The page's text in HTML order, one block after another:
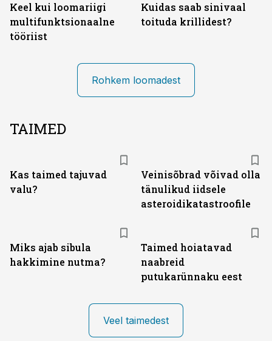
Keel kui loomariigi
multifunktsionaalne
tööriist
Kuidas saab sinivaal
toituda krillidest?
Rohkem loomadest
TAIMED
Kas taimed tajuvad
valu?
Veinisõbrad võivad olla
tänulikud iidsele
asteroidikatastroofile
Miks ajab sibula
hakkimine nutma?
Taimed hoiatavad
naabreid
putukarünnaku eest
Veel taimedest